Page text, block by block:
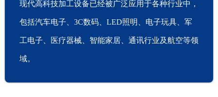
现代高科技加工设备已经被广泛应用于各种行业中，
包括汽车电子、3C数码、LED照明、电子玩具、军
工电子、医疗器械、智能家居、通讯行业及航空等领
域。